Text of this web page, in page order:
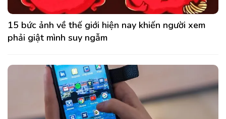
15 bức ảnh về thế giới hiện nay khiến người xem
phải giật mình suy ngẫm